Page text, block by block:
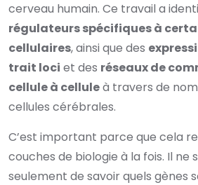
cerveau humain. Ce travail a
régulateurs spécifiques à
cellulaires, ainsi que des
trait loci et des réseaux de
cellule à celluleà travers de
cellules cérébrales.
C’est important parce que cela
couches de biologie à la fois. Il ne
seulement de savoir quels gènes